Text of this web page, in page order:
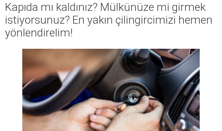
Kapıda mı kaldınız? Mülkünüze mi girmek
istiyorsunuz? En yakın çilingircimizi hemen
yönlendirelim!